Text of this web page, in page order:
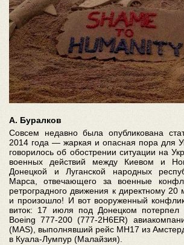
А. Буралков
Совсем недавно была опубликована
2014 года — жаркая и опасная пора для
говорилось об обострении ситуации на
военных действий между Киевом и
Донецкой и Луганской народных
Марса, отвечающего за военные
ретроградного движения к директному 20
и произошло! И вот вооруженный
виток: 17 июля под Донецком потерпел
Boeing 777-200 (777-2H6ER)
(MAS), выполнявший рейс MH17 из
в Куала-Лумпур (Малайзия).